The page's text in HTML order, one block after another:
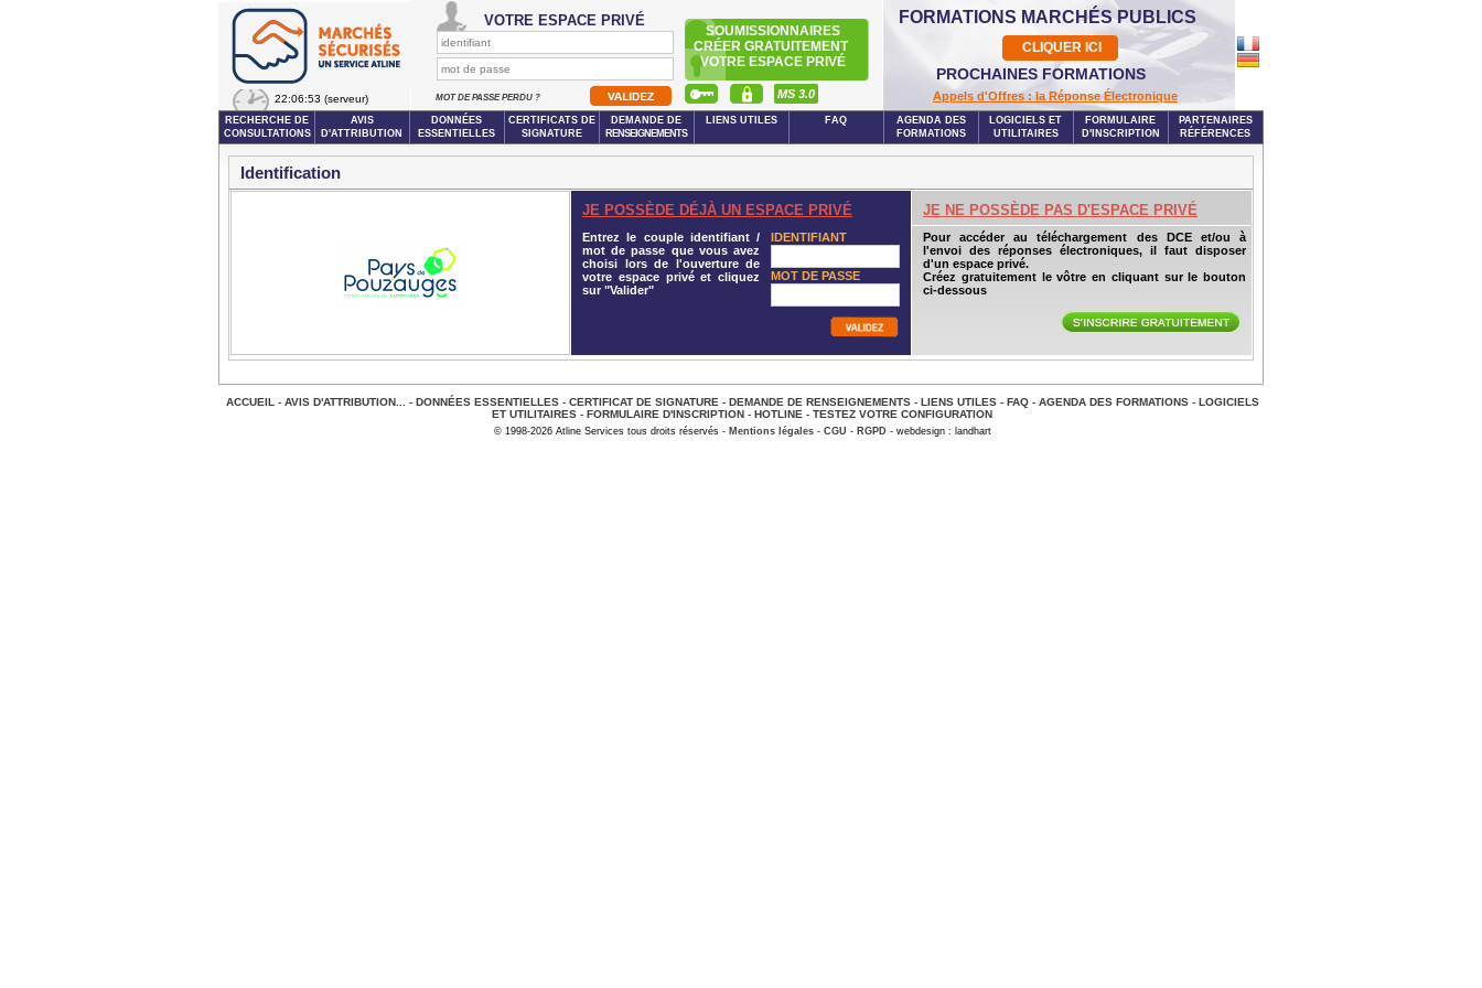
22:06:53 (serveur)
VOTRE ESPACE PRIVÉ
MOT DE PASSE PERDU ? MS 3.0
SOUMISSIONNAIRES
CRÉER GRATUITEMENT
VOTRE ESPACE PRIVÉ
FORMATIONS MARCHÉS PUBLICS
CLIQUER ICI
PROCHAINES FORMATIONS
Appels d'Offres : la Réponse Électronique
RECHERCHE DE
CONSULTATIONS
AVIS
D'ATTRIBUTION
DONNÉES
ESSENTIELLES
CERTIFICATS DE
SIGNATURE
DEMANDE DE
RENSEIGNEMENTS
LIENS UTILES FAQ
AGENDA DES
FORMATIONS
LOGICIELS ET
UTILITAIRES
FORMULAIRE
D'INSCRIPTION
PARTENAIRES
RÉFÉRENCES
Identification
JE POSSÈDE DÉJÀ UN ESPACE PRIVÉ
Entrez le couple identifiant /
mot de passe que vous avez
choisi lors de l'ouverture de
votre espace privé et cliquez
sur "Valider"
IDENTIFIANT
MOT DE PASSE
JE NE POSSÈDE PAS D'ESPACE PRIVÉ
Pour accéder au téléchargement des DCE et/ou à
l'envoi des réponses électroniques, il faut disposer
d'un espace privé.
Créez gratuitement le vôtre en cliquant sur le bouton
ci-dessous
ACCUEIL - AVIS D'ATTRIBUTION... - DONNÉES ESSENTIELLES- CERTIFICAT DE SIGNATURE - DEMANDE DE RENSEIGNEMENTS- LIENS UTILES- FAQ- AGENDA DES FORMATIONS- LOGICIELS
ET UTILITAIRES - FORMULAIRE D'INSCRIPTION - HOTLINE - TESTEZ VOTRE CONFIGURATION
© 1998-2026 Atline Services tous droits réservés - Mentions légales- CGU - RGPD - webdesign : landhart